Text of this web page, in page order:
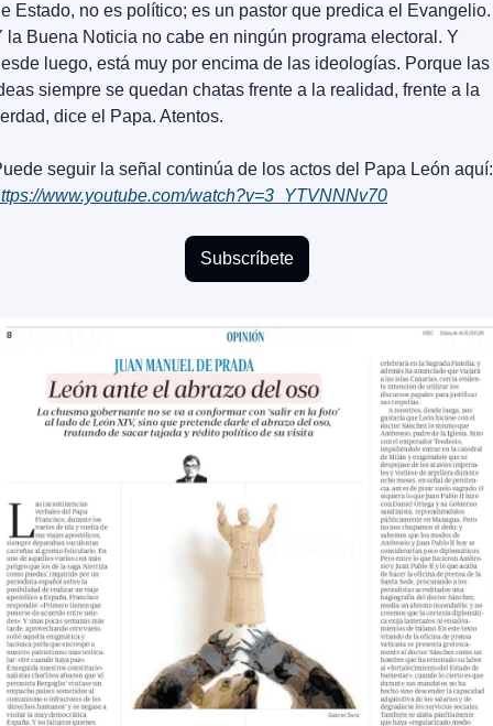
Estado, no es político; es un pastor que predica el Evangelio.
la Buena Noticia no cabe en ningún programa electoral. Y
luego, está muy por encima de las ideologías. Porque las
siempre se quedan chatas frente a la realidad, frente a la
dice el Papa. Atentos.
www.youtube.com/watch?v=3_YTVNNNv70
Subscríbete